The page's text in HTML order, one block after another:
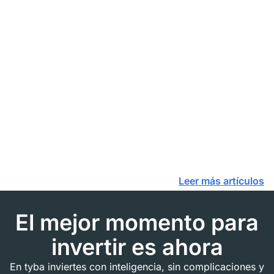
Leer más artículos
El mejor momento para
invertir es ahora
En tyba inviertes con inteligencia, sin complicaciones y